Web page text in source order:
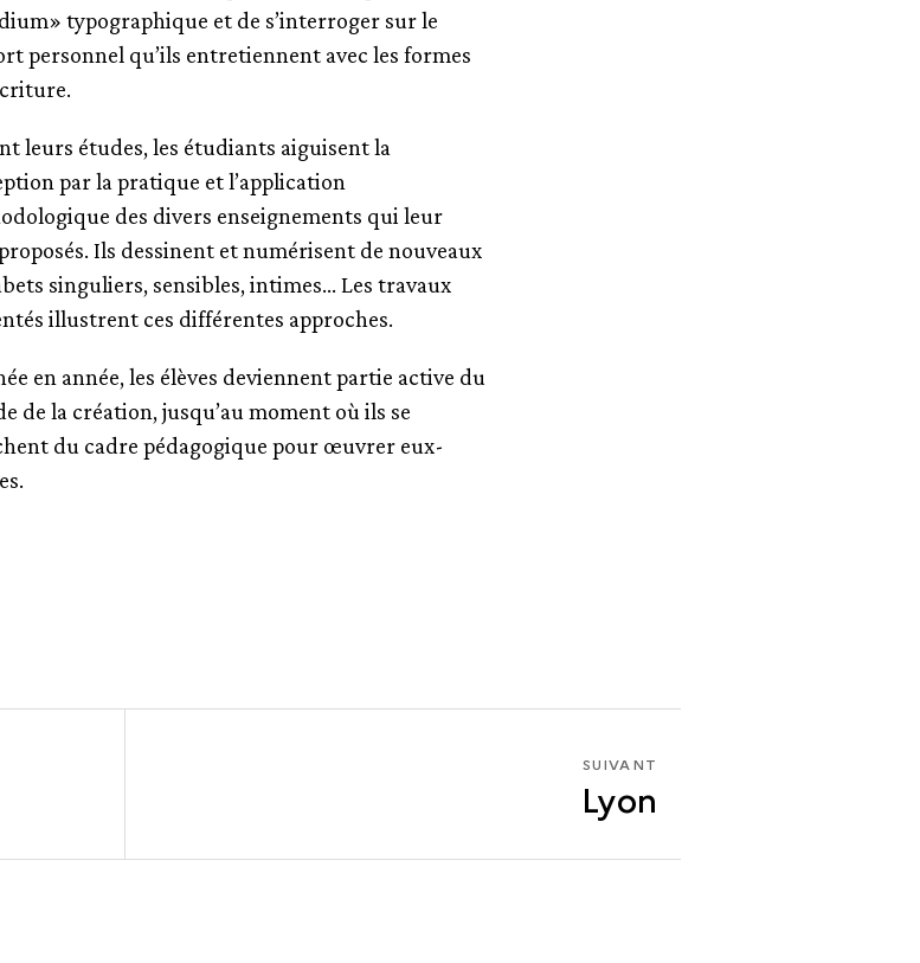
typographique et de s’interroger sur le
personnel qu’ils entretiennent avec les formes
leurs études, les étudiants aiguisent la
par la pratique et l’application
des divers enseignements qui leur
Ils dessinent et numérisent de nouveaux
singuliers, sensibles, intimes… Les travaux
illustrent ces différentes approches.
en année, les élèves deviennent partie active du
de la création, jusqu’au moment où ils se
du cadre pédagogique pour œuvrer eux-
SUIVANT
LYON
SUIVANT
Lyon